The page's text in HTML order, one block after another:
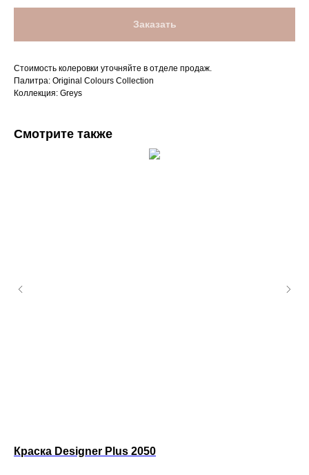
Заказать
Стоимость колеровки уточняйте в отделе продаж.
Палитра: Original Colours Collection
Коллекция: Greys
Смотрите также
Краска Designer Plus 2050